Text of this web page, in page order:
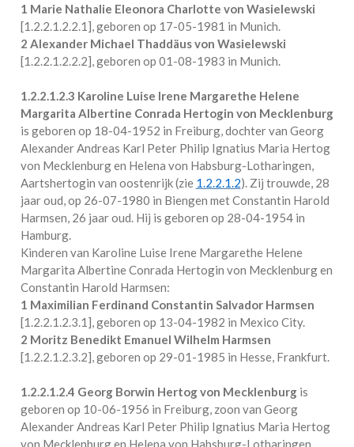
1 Marie Nathalie Eleonora Charlotte von Wasielewski
[1.2.2.1.2.2.1 ], geboren op 17-05-1981 in Munich.
2 Alexander Michael Thaddäus von Wasielewski
[1.2.2.1.2.2.2], geboren op 01-08-1983 in Munich.
1.2.2.1.2.3 Karoline Luise Irene Margarethe Helene
Margarita Albertine Conrada Hertogin von Mecklenburg
is geboren op 18-04-1952 in Freiburg, dochter van Georg
Alexander Andreas Karl Peter Philip Ignatius Maria Hertog
von Mecklenburg en Helena von Habsburg-Lotharingen,
Aartshertogin van oostenrijk (zie 1.2.2.1.2). Zij trouwde, 28
jaar oud, op 26-07-1980 in Biengen metConstantin Harold
Harmsen, 26 jaar oud. Hij is geboren op 28-04-1954 in
Hamburg.
Kinderen van Karoline Luise Irene Margarethe Helene
Margarita Albertine Conrada Hertogin von Mecklenburg en
Constantin Harold Harmsen:
1 Maximilian Ferdinand Constantin Salvador Harmsen
[1.2.2.1.2.3.1 ], geboren op 13-04-1982 in Mexico City.
2 Moritz Benedikt Emanuel Wilhelm Harmsen
[1.2.2.1.2.3.2], geboren op 29-01-1985 in Hesse, Frankfurt.
1.2.2.1.2.4 Georg Borwin Hertog von Mecklenburgis
geboren op 10-06-1956 in Freiburg, zoon van Georg
Alexander Andreas Karl Peter Philip Ignatius Maria Hertog
von Mecklenburg en Helena von Habsburg-Lotharingen,